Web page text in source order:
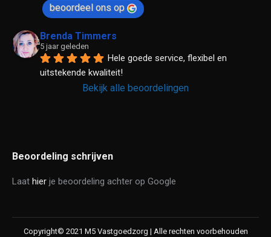
beoordeel ons op
Brenda Timmers
5 jaar geleden
Hele goede service, flexibel en
uitstekende kwaliteit!
Bekijk alle beoordelingen
Beoordeling schrijven
Laat hier je beoordeling achter op Google
Copyright© 2021 M5 Vastgoedzorg | Alle rechten voorbehouden